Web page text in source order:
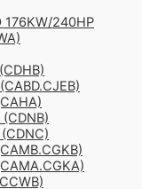
176KW/240HP